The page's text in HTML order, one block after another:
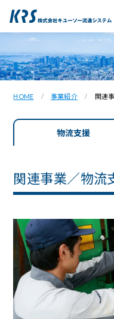
HOME 事業紹介 関連
物流支援
関連事業／物流